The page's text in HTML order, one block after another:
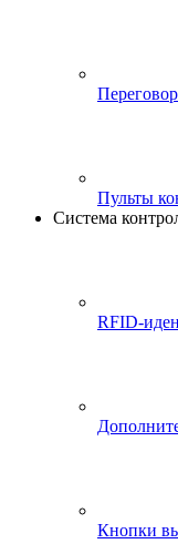
Пульты
Система
RFID-
Кнопки